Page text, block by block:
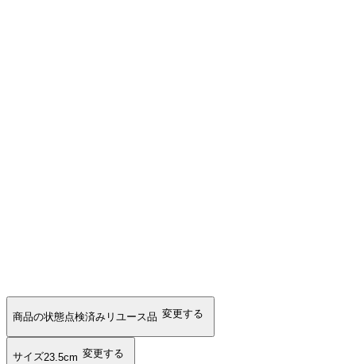
商品の状態点検済みリユース品 変更する
サイズ23.5cm 変更する